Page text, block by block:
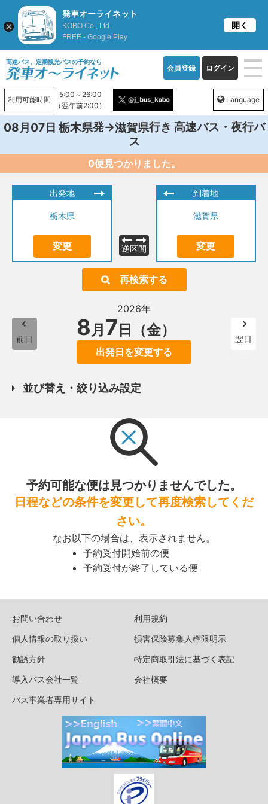
高速バス、定期観光バスの予約なら
会員登録 ログイン
利用可能時間
5:00～26:00
（翌午前2:00）
Language
08月07日 栃木県発→滋賀県行き 高速バス・夜行バ
ス
0便見つかりました。
出発地
栃木県
変更 逆区間
到着地
滋賀県
変更
再検索する
前日
2026年
8月 7 日（金）
出発日を変更する
翌日
並び替え・絞り込み設定
予約可能な便は見つかりませんでした。
日程などの条件を変更して再度検索してくだ
さい。
なお以下の場合は、表示されません。
予約受付開始前の便
予約受付が終了している便
お問い合わせ
利用規約
個人情報の取り扱い
損害保険募集人権限明示
勧誘方針
特定商取引法に基づく表記
導入バス会社一覧
会社概要
バス事業者専用サイト
発車オーライネット
KOBO Co., Ltd.
FREE - Google Play
開く